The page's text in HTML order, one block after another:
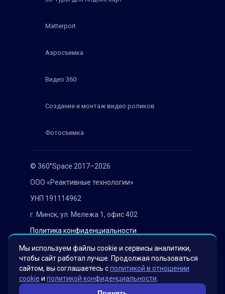
© 360°Space 2017–2026
ООО «Реактивные технологии»
УНП 191114962
г. Минск, ул. Мележа 1, офис 402
Политика конфиденциальности
Согласие на обработку персональных данных
Matterport
Аэросъемка
Видео 360
Создание и монтаж видео роликов
Фотосъемка
Мы используем файлы cookie и сервисы аналитики,
чтобы сайт работал лучше. Продолжая пользоваться
сайтом, вы соглашаетесь сполитикой в отношении
cookie и политикой конфиденциальности